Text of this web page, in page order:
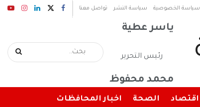
سياسة الخصوصية سياسة النشر تواصل معنا رئيس مجلس الإدارة
ياسر عطية
رئيس التحرير
محمد محفوظ
اقتصاد الصحة اخبار المحافظات